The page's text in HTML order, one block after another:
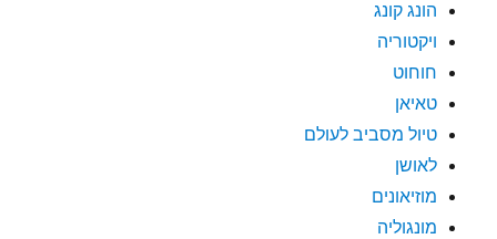
הונג קונג
ויקטוריה
חוחוט
טאיאן
טיול מסביב לעולם
לאושן
מוזיאונים
מונגוליה